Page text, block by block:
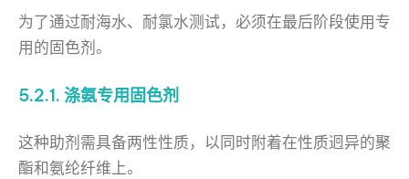
为了通过耐海水、耐氯水测试，必须在最后阶段使用专
用的固色剂。
5.2.1. 涤氨专用固色剂
这种助剂需具备两性性质，以同时附着在性质迥异的聚
酯和氨纶纤维上。